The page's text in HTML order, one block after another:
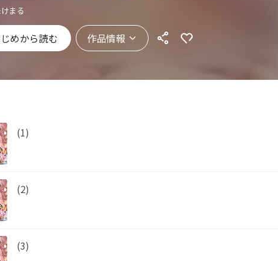
まる
めから読む 作品情報
(1)
(2)
(3)